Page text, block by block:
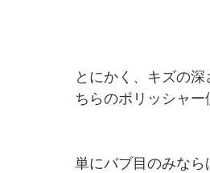
とにかく、キズの
ちらのポリッシャ
単にバブ目のみな